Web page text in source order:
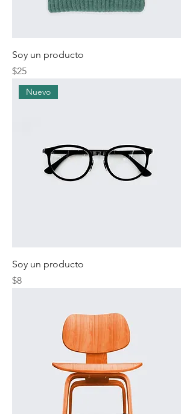
Soy un producto
Precio
$25
Nuevo
Soy un producto
Precio
$8